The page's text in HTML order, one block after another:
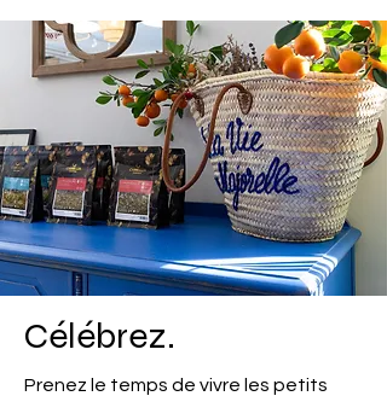
Célébrez.
Prenez le temps de vivre les petits